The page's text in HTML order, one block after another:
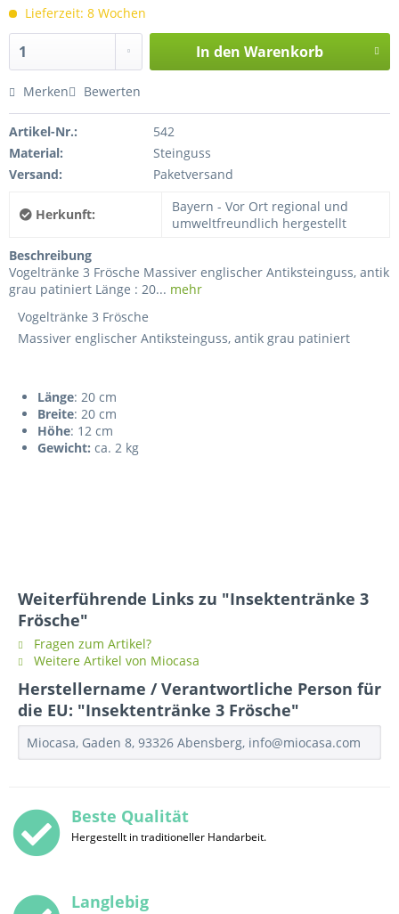
Lieferzeit: 8 Wochen
In den Warenkorb
Merken Bewerten
Artikel-Nr.:
542
Material:
Steinguss
Versand:
Paketversand
Herkunft:
Bayern - Vor Ort regional und
umweltfreundlich hergestellt
Beschreibung
Vogeltränke 3 Frösche Massiver englischer Antiksteinguss, antik
grau patiniert Länge : 20... mehr
Vogeltränke 3 Frösche
Massiver englischer Antiksteinguss, antik grau patiniert
Länge: 20 cm
Breite: 20 cm
Höhe: 12 cm
Gewicht: ca. 2 kg
Weiterführende Links zu "Insektentränke 3
Frösche"
Fragen zum Artikel?
Weitere Artikel von Miocasa
Herstellername / Verantwortliche Person für
die EU: "Insektentränke 3 Frösche"
Miocasa, Gaden 8, 93326 Abensberg, info@miocasa.com
Beste Qualität
Hergestellt in traditioneller Handarbeit.
Langlebig